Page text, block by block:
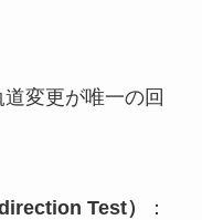
変更が唯一の回
Test）
：